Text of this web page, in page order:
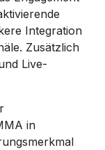
Integration
Zusätzlich
Live-
in